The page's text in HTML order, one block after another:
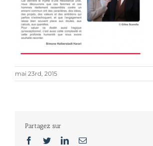
mai 23rd, 2015
Partagez sur
Facebook
TwitterLinkedInEmail